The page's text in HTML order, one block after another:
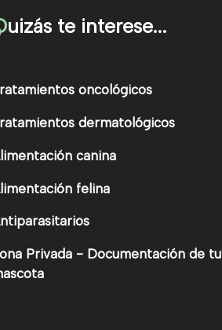
uizás te interese...
oncológicos
dermatológicos
canina
felina
Privada - Documentación de tu